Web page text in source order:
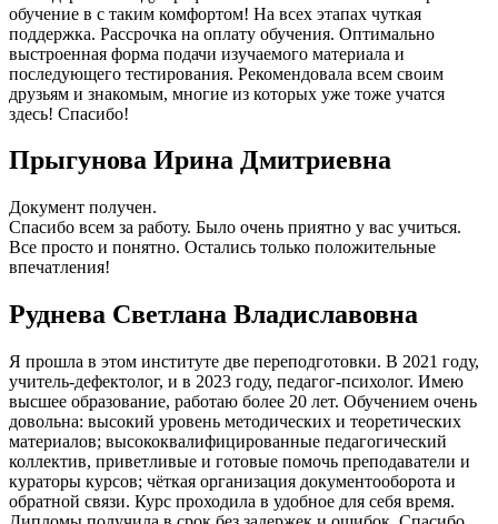
обучение в с таким комфортом! На всех этапах чуткая
поддержка. Рассрочка на оплату обучения. Оптимально
выстроенная форма подачи изучаемого материала и
последующего тестирования. Рекомендовала всем своим
друзьям и знакомым, многие из которых уже тоже учатся
здесь! Спасибо!
Прыгунова Ирина Дмитриевна
Документ получен.
Спасибо всем за работу. Было очень приятно у вас учиться.
Все просто и понятно. Остались только положительные
впечатления!
Руднева Светлана Владиславовна
Я прошла в этом институте две переподготовки. В 2021 году,
учитель-дефектолог, и в 2023 году, педагог-психолог. Имею
высшее образование, работаю более 20 лет. Обучением очень
довольна: высокий уровень методических и теоретических
материалов; высококвалифицированные педагогический
коллектив, приветливые и готовые помочь преподаватели и
кураторы курсов; чёткая организация документооборота и
обратной связи. Курс проходила в удобное для себя время.